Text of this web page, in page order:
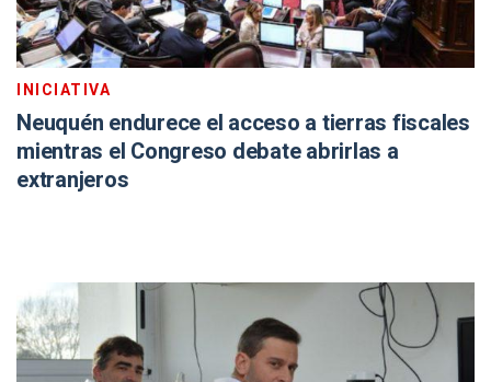
INICIATIVA
Neuquén endurece el acceso a tierras fiscales
mientras el Congreso debate abrirlas a
extranjeros